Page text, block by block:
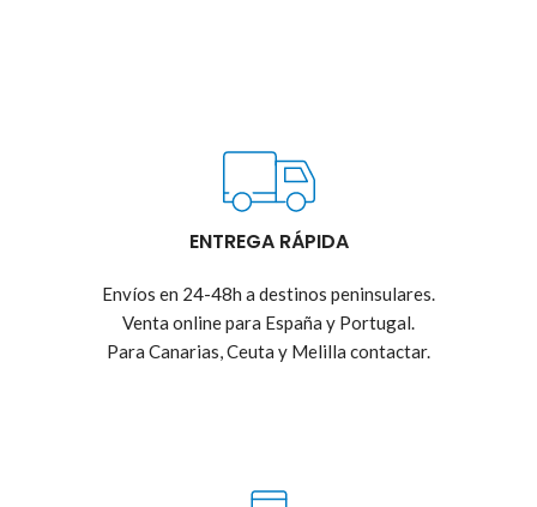
ENTREGA RÁPIDA
Envíos en 24-48h a destinos peninsulares.
Venta online para España y Portugal.
Para Canarias, Ceuta y Melilla contactar.